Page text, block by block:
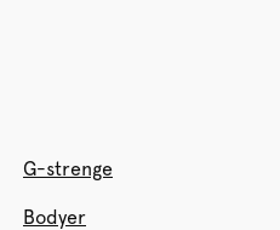
G-strenge
Bodyer